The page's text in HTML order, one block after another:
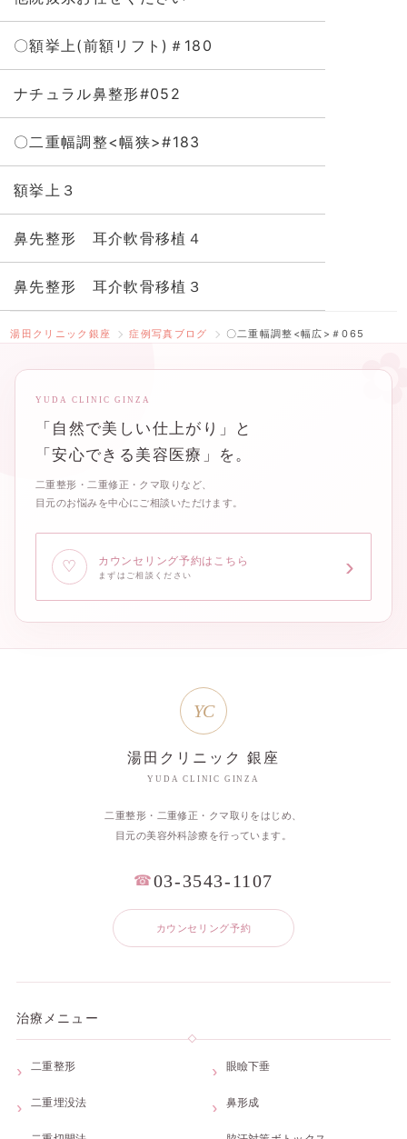
〇額挙上(前額リフト)＃180
ナチュラル鼻整形#052
〇二重幅調整<幅狭>#183
額挙上３
鼻先整形 耳介軟骨移植４
鼻先整形 耳介軟骨移植３
湯田クリニック銀座 症例写真ブログ 〇二重幅調整<幅広>＃065
YUDA CLINIC GINZA
「自然で美しい仕上がり」と
「安心できる美容医療」を。
二重整形・二重修正・クマ取りなど、
目元のお悩みを中心にご相談いただけます。
♡ カウンセリング予約はこちら
まずはご相談ください ›
YC
湯田クリニック 銀座
YUDA CLINIC GINZA
二重整形・二重修正・クマ取りをはじめ、
目元の美容外科診療を行っています。
☎03-3543-1107
カウンセリング予約
治療メニュー
二重整形
二重埋没法
眼瞼下垂
鼻形成